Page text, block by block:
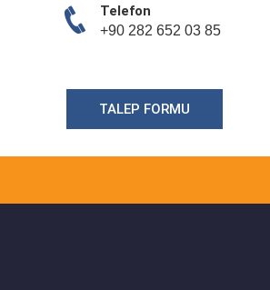
Telefon
+90 282 652 03 85
TALEP FORMU